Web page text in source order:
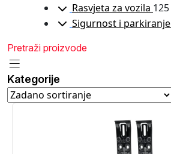
Rasvjeta za vozila 125
Sigurnost i parkiranje
Kategorije